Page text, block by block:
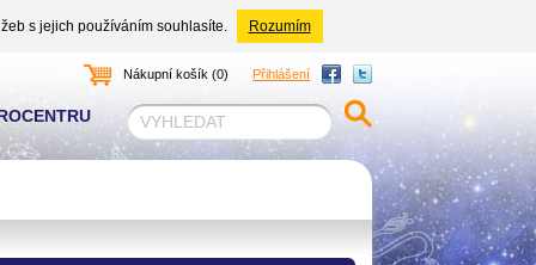
s jejich používáním souhlasíte. Rozumím
Přihlášení
Nákupní košík (0)